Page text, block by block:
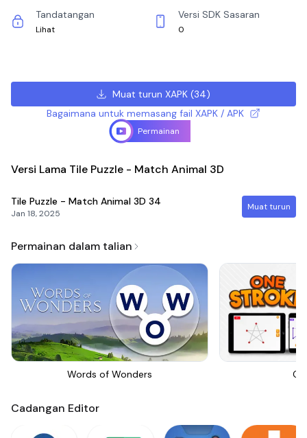
Tandatangan
Lihat
Versi SDK Sasaran
0
Muat turun XAPK (34)
Bagaimana untuk memasang fail XAPK / APK
Permainan
Versi Lama Tile Puzzle - Match Animal 3D
Tile Puzzle - Match Animal 3D 34
Jan 18, 2025
Muat turun
Permainan dalam talian
Words of Wonders
Cadangan Editor